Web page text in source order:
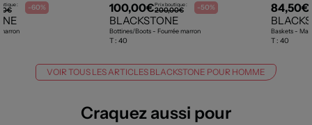
: -60% 100,00€Prix boutique :
200,00€ -50%
BLACKSTONE
Bottines/Boots - Fourrée marron
T : 40
84,50€
Baskets -
T : 40
VOIR TOUS LES ARTICLES BLACKSTONE POUR HOMME
Craquez aussi pour